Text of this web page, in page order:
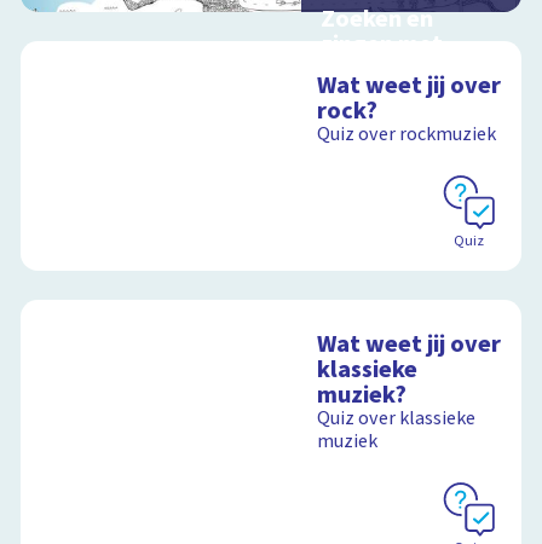
Zoeken en
zingen met
Sesamstraat
Interactieve
schoolplaat met
kinderliedjes
Schoolplaat
Wat weet jij over
rock?
Quiz over rockmuziek
Quiz
Wat weet jij over
klassieke
muziek?
Quiz over klassieke
muziek